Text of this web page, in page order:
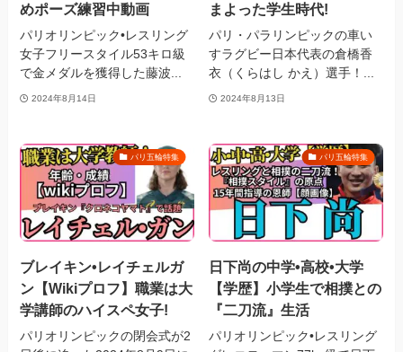
めポーズ練習中動画
パリオリンピック•レスリング
女子フリースタイル53キロ級
で金メダルを獲得した藤波...
2024年8月14日
まよった学生時代!
パリ・パラリンピックの車い
すラグビー日本代表の倉橋香
衣（くらはし かえ）選手！...
2024年8月13日
パリ五輪特集
ブレイキン•レイチェルガ
ン【Wikiプロフ】職業は大
学講師のハイスペ女子!
パリオリンピックの閉会式が2
パリ五輪特集
日下尚の中学•高校•大学
【学歴】小学生で相撲との
『二刀流』生活
パリオリンピック•レスリング